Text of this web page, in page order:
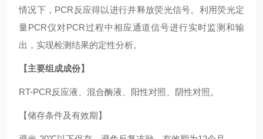
情况下，PCR反应得以进行并释放荧光信号。利用荧光定
量PCR仪对PCR过程中相应通道信号进行实时监测和输
出，实现检测结果的定性分析。
【主要组成成份】
RT-PCR反应液、混合酶液、阳性对照、阴性对照。
【储存条件及有效期】